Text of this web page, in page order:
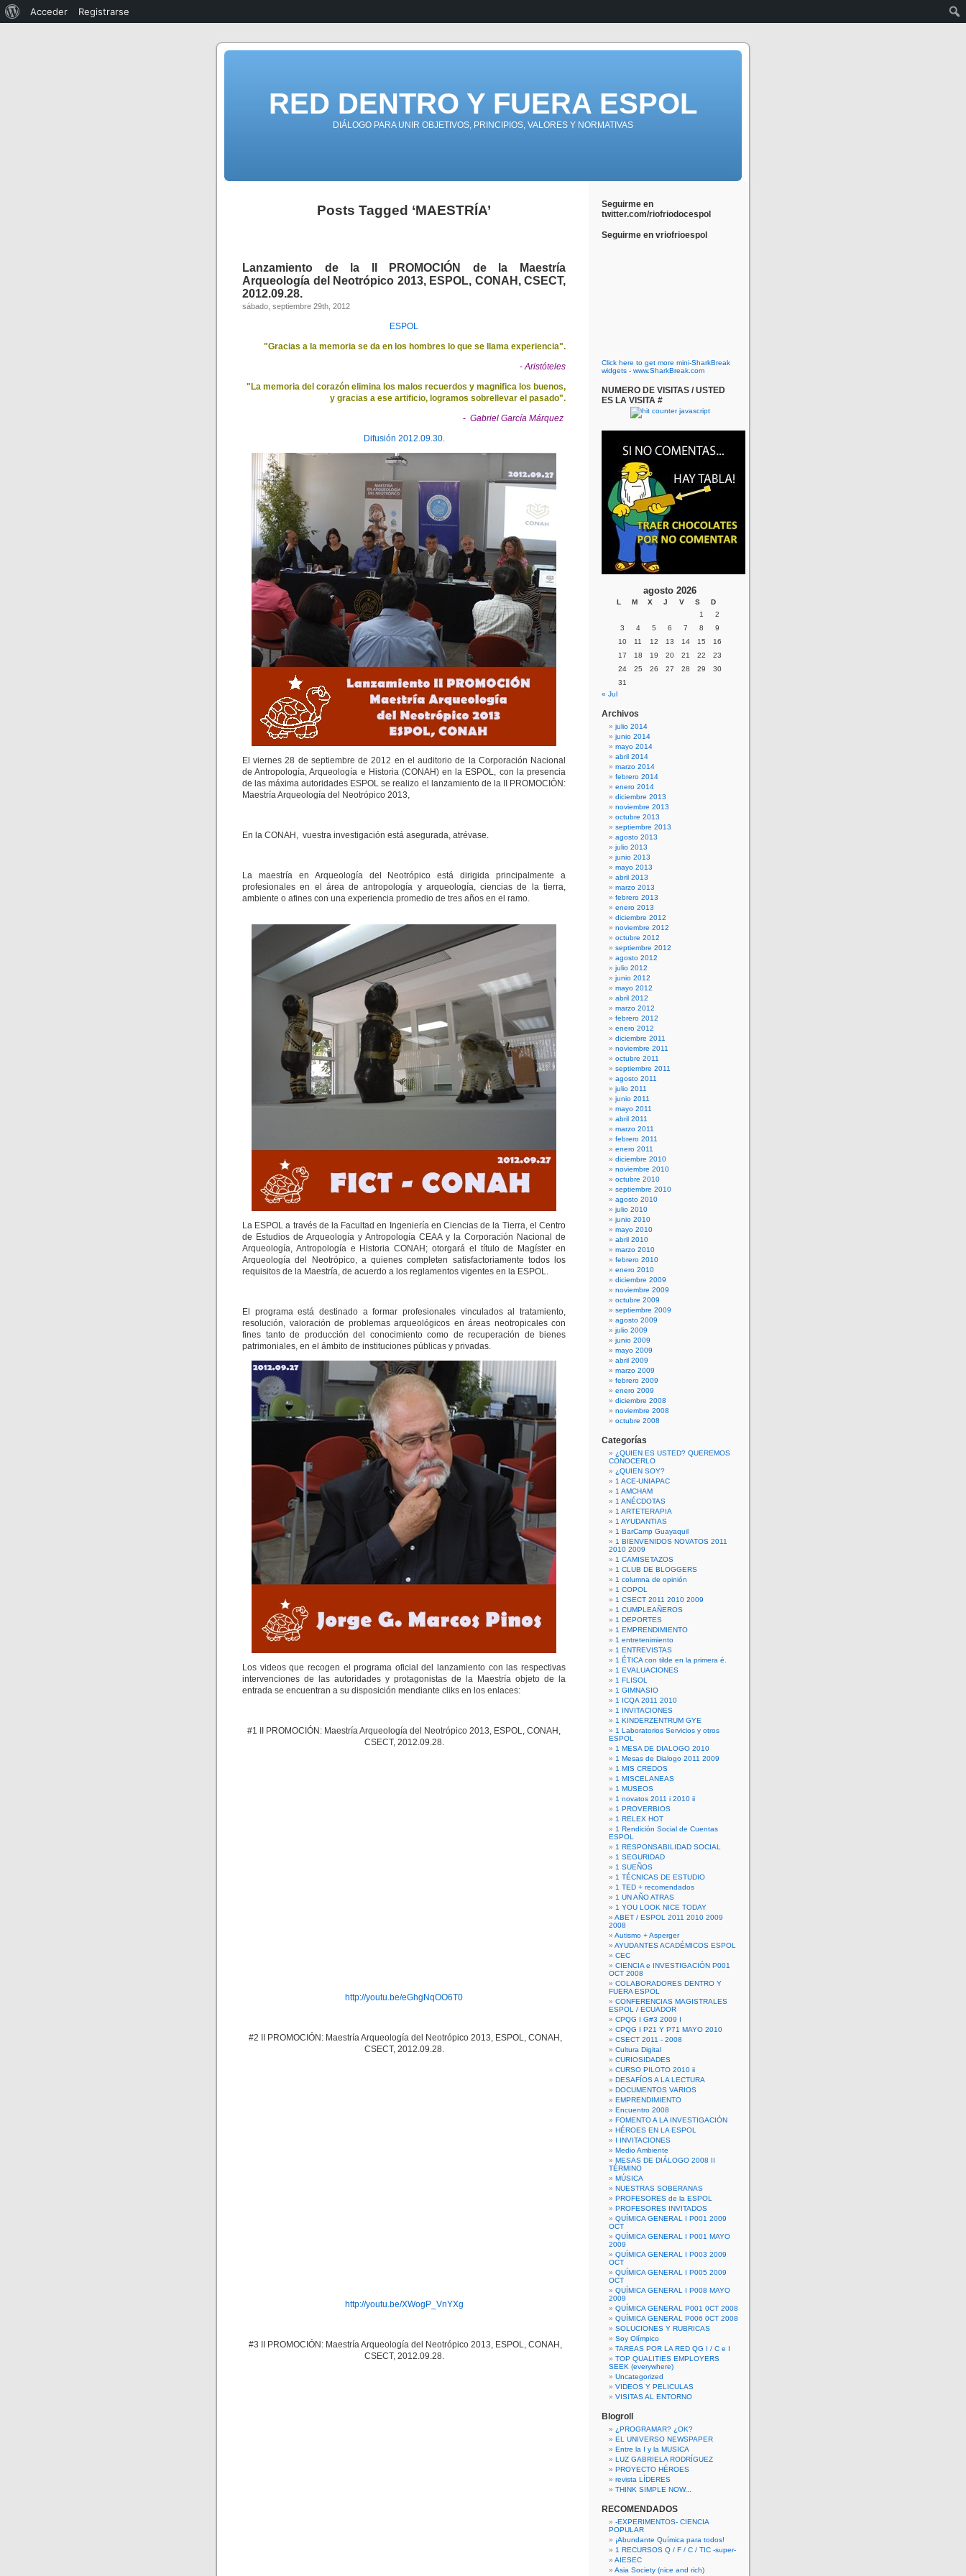
RED DENTRO Y FUERA ESPOL
DIÁLOGO PARA UNIR OBJETIVOS, PRINCIPIOS, VALORES Y NORMATIVAS
Posts Tagged ‘MAESTRÍA’
Lanzamiento de la II PROMOCIÓN de la Maestría
Arqueología del Neotrópico 2013, ESPOL, CONAH, CSECT,
2012.09.28.
sábado, septiembre 29th, 2012
ESPOL
"Gracias a la memoria se da en los hombres lo que se llama experiencia".
-Aristóteles
"La memoria del corazón elimina los malos recuerdos y magnifica los buenos,
y gracias a ese artificio, logramos sobrellevar el pasado".
- Gabriel García Márquez
Difusión 2012.09.30.
El viernes 28 de septiembre de 2012 en el auditorio de la Corporación Nacional
de Antropología, Arqueología e Historia (CONAH) en la ESPOL, con la presencia
de las máxima autoridades ESPOL se realizo el lanzamiento de la II PROMOCIÓN:
Maestría Arqueología del Neotrópico 2013,
En la CONAH, vuestra investigación está asegurada, atrévase.
La maestría en Arqueología del Neotrópico está dirigida principalmente a
profesionales en el área de antropología y arqueología, ciencias de la tierra,
ambiente o afines con una experiencia promedio de tres años en el ramo.
La ESPOL a través de la Facultad en Ingeniería en Ciencias de la Tierra, el Centro
de Estudios de Arqueología y Antropología CEAA y la Corporación Nacional de
Arqueología, Antropología e Historia CONAH; otorgará el título de Magíster en
Arqueología del Neotrópico, a quienes completen satisfactoriamente todos los
requisitos de la Maestría, de acuerdo a los reglamentos vigentes en la ESPOL.
El programa está destinado a formar profesionales vinculados al tratamiento,
resolución, valoración de problemas arqueológicos en áreas neotropicales con
fines tanto de producción del conocimiento como de recuperación de bienes
patrimoniales, en el ámbito de instituciones públicas y privadas.
Los videos que recogen el programa oficial del lanzamiento con las respectivas
intervenciones de las autoridades y protagonistas de la Maestría objeto de la
entrada se encuentran a su disposición mendiante cliks en los enlaces:
#1 II PROMOCIÓN: Maestría Arqueología del Neotrópico 2013, ESPOL, CONAH,
CSECT, 2012.09.28.
http://youtu.be/eGhgNqOO6T0
#2 II PROMOCIÓN: Maestría Arqueología del Neotrópico 2013, ESPOL, CONAH,
CSECT, 2012.09.28.
http://youtu.be/XWogP_VnYXg
#3 II PROMOCIÓN: Maestría Arqueología del Neotrópico 2013, ESPOL, CONAH,
CSECT, 2012.09.28.
Seguirme en
twitter.com/riofriodocespol
Seguirme en vriofrioespol
Click here to get more mini-SharkBreak
widgets - www.SharkBreak.com
NUMERO DE VISITAS / USTED
ES LA VISITA #
agosto 2026
L M X J V S
D
1
2
3
4 5 6 7 8
9
10
11 12 13 14 15
16
17
18 19 20 21 22
23
24
25 26 27 28 29
30
31
« Jul
Archivos
julio 2014
junio 2014
mayo 2014
abril 2014
marzo 2014
febrero 2014
enero 2014
diciembre 2013
noviembre 2013
octubre 2013
septiembre 2013
agosto 2013
julio 2013
junio 2013
mayo 2013
abril 2013
marzo 2013
febrero 2013
enero 2013
diciembre 2012
noviembre 2012
octubre 2012
septiembre 2012
agosto 2012
julio 2012
junio 2012
mayo 2012
abril 2012
marzo 2012
febrero 2012
enero 2012
diciembre 2011
noviembre 2011
octubre 2011
septiembre 2011
agosto 2011
julio 2011
junio 2011
mayo 2011
abril 2011
marzo 2011
febrero 2011
enero 2011
diciembre 2010
noviembre 2010
octubre 2010
septiembre 2010
agosto 2010
julio 2010
junio 2010
mayo 2010
abril 2010
marzo 2010
febrero 2010
enero 2010
diciembre 2009
noviembre 2009
octubre 2009
septiembre 2009
agosto 2009
julio 2009
junio 2009
mayo 2009
abril 2009
marzo 2009
febrero 2009
enero 2009
diciembre 2008
noviembre 2008
octubre 2008
Categorías
¿QUIEN ES USTED? QUEREMOS
CONOCERLO
¿QUIEN SOY?
1 ACE-UNIAPAC
1 AMCHAM
1 ANÉCDOTAS
1 ARTETERAPIA
1 AYUDANTIAS
1 BarCamp Guayaquil
1 BIENVENIDOS NOVATOS 2011
2010 2009
1 CAMISETAZOS
1 CLUB DE BLOGGERS
1 columna de opinión
1 COPOL
1 CSECT 2011 2010 2009
1 CUMPLEAÑEROS
1 DEPORTES
1 EMPRENDIMIENTO
1 entretenimiento
1 ENTREVISTAS
1 ÉTICA con tilde en la primera é.
1 EVALUACIONES
1 FLISOL
1 GIMNASIO
1 ICQA 2011 2010
1 INVITACIONES
1 KINDERZENTRUM GYE
1 Laboratorios Servicios y otros
ESPOL
1 MESA DE DIALOGO 2010
1 Mesas de Dialogo 2011 2009
1 MIS CREDOS
1 MISCELANEAS
1 MUSEOS
1 novatos 2011 i 2010 ii
1 PROVERBIOS
1 RELEX HOT
1 Rendición Social de Cuentas
ESPOL
1 RESPONSABILIDAD SOCIAL
1 SEGURIDAD
1 SUEÑOS
1 TÉCNICAS DE ESTUDIO
1 TED + recomendados
1 UN AÑO ATRAS
1 YOU LOOK NICE TODAY
ABET / ESPOL 2011 2010 2009
2008
Autismo + Asperger
AYUDANTES ACADÉMICOS ESPOL
CEC
CIENCIA e INVESTIGACIÓN P001
OCT 2008
COLABORADORES DENTRO Y
FUERA ESPOL
CONFERENCIAS MAGISTRALES
ESPOL / ECUADOR
CPQG I G#3 2009 I
CPQG I P21 Y P71 MAYO 2010
CSECT 2011 - 2008
Cultura Digital
CURIOSIDADES
CURSO PILOTO 2010 ii
DESAFÍOS A LA LECTURA
DOCUMENTOS VARIOS
EMPRENDIMIENTO
Encuentro 2008
FOMENTO A LA INVESTIGACIÓN
HÉROES EN LA ESPOL
I INVITACIONES
Medio Ambiente
MESAS DE DIÁLOGO 2008 II
TÉRMINO
MÚSICA
NUESTRAS SOBERANAS
PROFESORES de la ESPOL
PROFESORES INVITADOS
QUÍMICA GENERAL I P001 2009
OCT
QUÍMICA GENERAL I P001 MAYO
2009
QUÍMICA GENERAL I P003 2009
OCT
QUÍMICA GENERAL I P005 2009
OCT
QUÍMICA GENERAL I P008 MAYO
2009
QUÍMICA GENERAL P001 0CT 2008
QUÍMICA GENERAL P006 0CT 2008
SOLUCIONES Y RUBRICAS
Soy Olímpico
TAREAS POR LA RED QG I / C e I
TOP QUALITIES EMPLOYERS
SEEK (everywhere)
Uncategorized
VIDEOS Y PELICULAS
VISITAS AL ENTORNO
Blogroll
¿PROGRAMAR? ¿OK?
EL UNIVERSO NEWSPAPER
Entre la I y la MUSICA
LUZ GABRIELA RODRÍGUEZ
PROYECTO HÉROES
revista LÍDERES
THINK SIMPLE NOW...
RECOMENDADOS
-EXPERIMENTOS- CIENCIA
POPULAR
¡Abundante Química para todos!
1 RECURSOS Q / F / C / TIC -super-
AIESEC
Asia Society (nice and rich)
Acceder Registrarse